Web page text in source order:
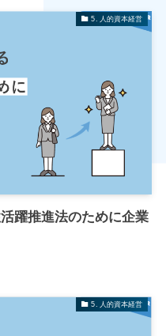
5. 人的資本経営
躍推進法のために企業
5. 人的資本経営